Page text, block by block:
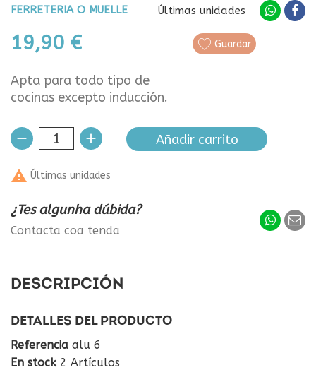
FERRETERIA O MUELLE Últimas unidades
19,90 € Guardar
Apta para todo tipo de
cocinas excepto inducción.
Añadir carrito
 Últimas unidades
¿Tes algunha dúbida?
Contacta coa tenda
DESCRIPCIÓN
DETALLES DEL PRODUCTO
Referencia alu 6
En stock 2 Artículos